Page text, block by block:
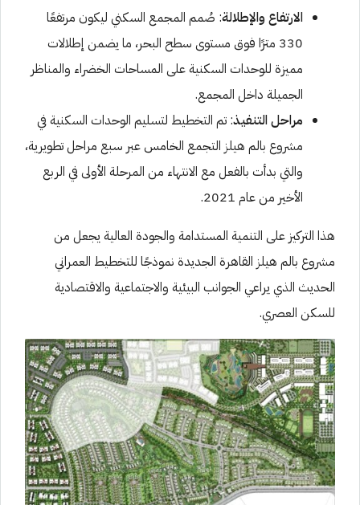
الارتفاع والإطلالة: صُمم المجمع السكني ليكون مرتفعًا
330 مترًا فوق مستوى سطح البحر، ما يضمن إطلالات
مميزة للوحدات السكنية على المساحات الخضراء والمناظر
الجميلة داخل المجمع.
مراحل التنفيذ: تم التخطيط لتسليم الوحدات السكنية في
مشروع بالم هيلز التجمع الخامس عبر سبع مراحل تطويرية،
والتي بدأت بالفعل مع الانتهاء من المرحلة الأولى في الربع
الأخير من عام 2021.
هذا التركيز على التنمية المستدامة والجودة العالية يجعل من
مشروع بالم هيلز القاهرة الجديدة نموذجًا للتخطيط العمراني
الحديث الذي يراعي الجوانب البيئية والاجتماعية والاقتصادية
للسكن العصري.